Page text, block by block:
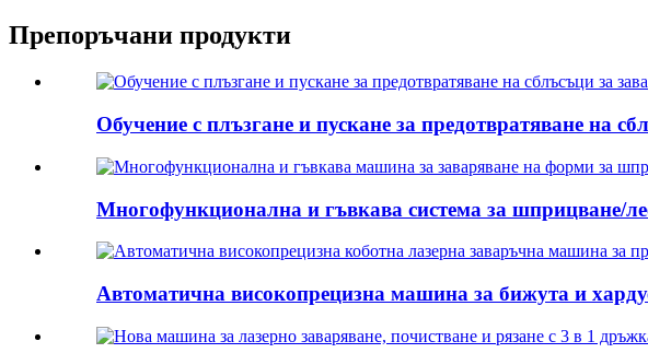
Препоръчани продукти
Обучение с плъзгане и пускане за предотвратяване на
Многофункционална и гъвкава система за шприцване/
Автоматична високопрецизна машина за бижута и